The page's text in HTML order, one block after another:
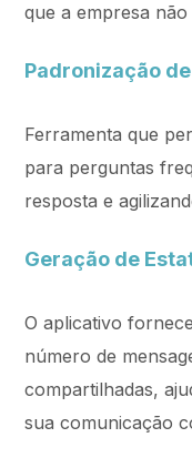
que a empresa
Padronização
Ferramenta que
para perguntas
resposta e
Geração de
O aplicativo
número de
compartilhadas,
sua comunicação